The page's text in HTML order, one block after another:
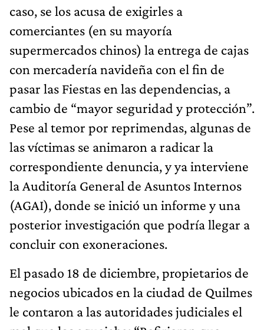
caso, se los acusa de exigirles a
comerciantes (en su mayoría
supermercados chinos) la entrega de cajas
con mercadería navideña con el fin de
pasar las Fiestas en las dependencias, a
cambio de “mayor seguridad y protección”.
Pese al temor por reprimendas, algunas de
las víctimas se animaron a radicar la
correspondiente denuncia, y ya interviene
la Auditoría General de Asuntos Internos
(AGAI), donde se inició un informe y una
posterior investigación que podría llegar a
concluir con exoneraciones.
El pasado 18 de diciembre, propietarios de
negocios ubicados en la ciudad de Quilmes
le contaron a las autoridades judiciales el